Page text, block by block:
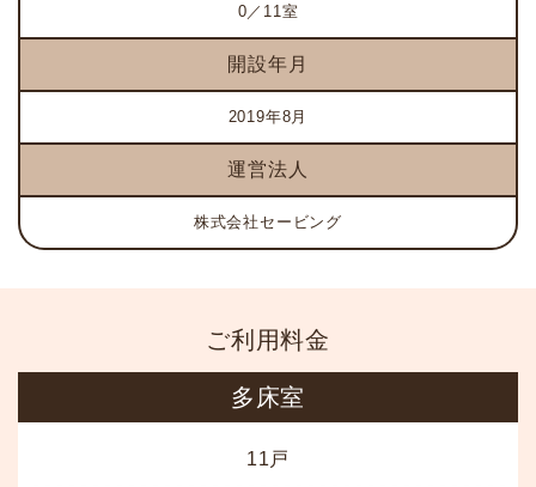
0／11室
開設年月
2019年8月
運営法人
株式会社セービング
ご利用料金
多床室
11戸